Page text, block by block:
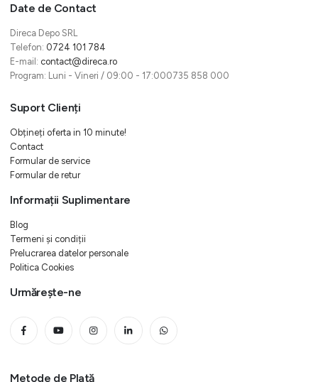
Date de Contact
Direca Depo SRL
Telefon: 0724 101 784
E-mail: contact@direca.ro
Program: Luni - Vineri / 09:00 - 17:000735 858 000
Suport Clienți
Obțineți oferta in 10 minute!
Contact
Formular de service
Formular de retur
Informații Suplimentare
Blog
Termeni și condiții
Prelucrarea datelor personale
Politica Cookies
Urmărește-ne
Metode de Plată